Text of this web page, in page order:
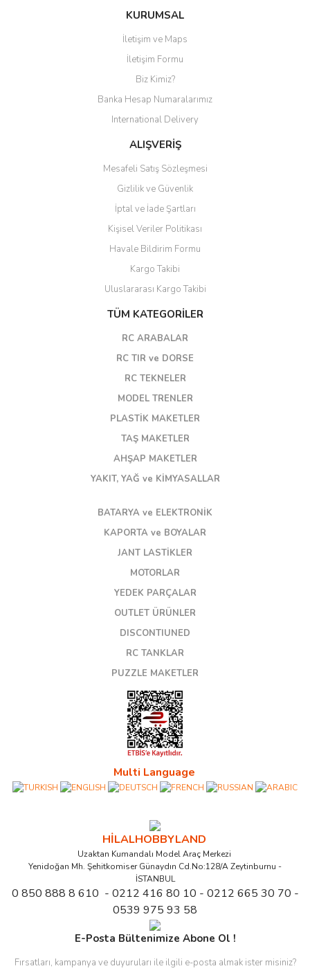
Bu ürüne ilk yorumu siz yapın!
Yorum Yaz
KURUMSAL
İletişim ve Maps
İletişim Formu
Biz Kimiz?
Banka Hesap Numaralarımız
International Delivery
ALIŞVERİŞ
Mesafeli Satış Sözleşmesi
Gizlilik ve Güvenlik
İptal ve İade Şartları
Kişisel Veriler Politikası
Havale Bildirim Formu
Kargo Takibi
Uluslararası Kargo Takibi
TÜM KATEGORİLER
RC ARABALAR
RC TIR ve DORSE
RC TEKNELER
MODEL TRENLER
PLASTİK MAKETLER
TAŞ MAKETLER
AHŞAP MAKETLER
YAKIT, YAĞ ve KİMYASALLAR
BATARYA ve ELEKTRONİK
KAPORTA ve BOYALAR
JANT LASTİKLER
MOTORLAR
YEDEK PARÇALAR
OUTLET ÜRÜNLER
DISCONTIUNED
RC TANKLAR
PUZZLE MAKETLER
Multi Language
HİLALHOBBYLAND
Uzaktan Kumandalı Model Araç Merkezi
Yenidoğan Mh. Şehitkomiser Günaydın Cd.No:128/A Zeytinburnu -
İSTANBUL
0 850 888 8 610 - 0212 416 80 10 - 0212 665 30 70 -
0539 975 93 58
E-Posta Bültenimize Abone Ol !
Fırsatları, kampanya ve duyuruları ile ilgili e-posta almak ister misiniz?